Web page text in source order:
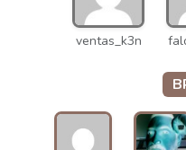
ventas_k3n